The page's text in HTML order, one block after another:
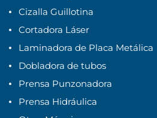
Cizalla Guillotina
Cortadora Láser
Laminadora de Placa Metálica
Dobladora de tubos
Prensa Punzonadora
Prensa Hidráulica